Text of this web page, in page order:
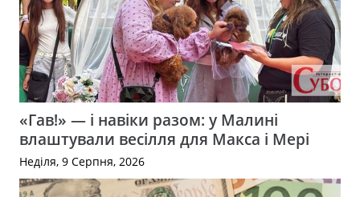
«Гав!» — і навіки разом: у Малині
влаштували весілля для Макса і Мері
Неділя, 9 Серпня, 2026